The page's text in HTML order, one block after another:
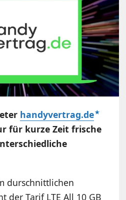
handyvertrag.de
für kurze Zeit frische
durschnittlichen
der Tarif LTE All 10 GB